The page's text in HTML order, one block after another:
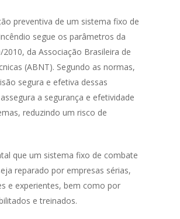
preventiva de um sistema fixo de
segue os parâmetros da
2010, da Associação Brasileira de
(ABNT). Segundo as normas,
segura e efetiva dessas
a segurança e efetividade
reduzindo um risco de
que um sistema fixo de combate
reparado por empresas sérias,
e experientes, bem como por
e treinados.
HOME
SOBRE NÓS